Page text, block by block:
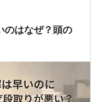
けハードディス
しておけば安心し
タ…
のはなぜ？頭の